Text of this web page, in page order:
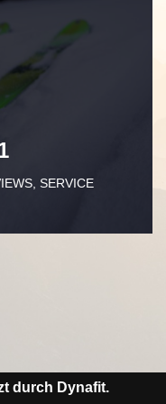
, SERVICE
durch Dynafit.